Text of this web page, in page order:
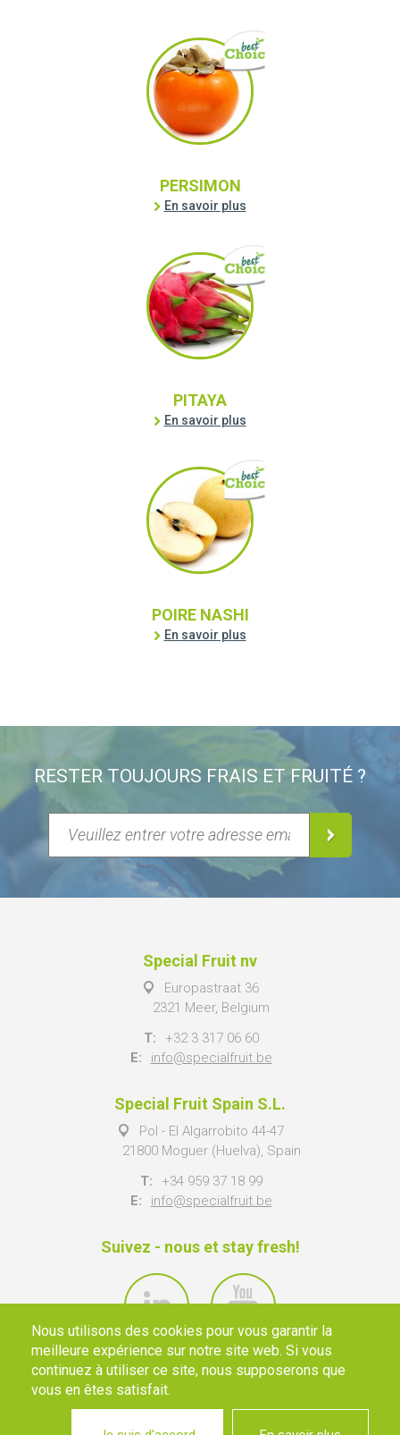
Nous utilisons des cookies pour vous garantir la
meilleure expérience sur notre site web. Si vous
continuez à utiliser ce site, nous supposerons que
vous en êtes satisfait.
PERSIMON
En savoir plus
PITAYA
En savoir plus
POIRE NASHI
En savoir plus
RESTER TOUJOURS FRAIS ET FRUITÉ ?
Special Fruit nv
Europastraat 36
2321 Meer, Belgium
T:
+32 3 317 06 60
E:
info@specialfruit.be
Special Fruit Spain S.L.
Pol - El Algarrobito 44-47
21800 Moguer (Huelva), Spain
T:
+34 959 37 18 99
E:
info@specialfruit.be
Suivez - nous et stay fresh!